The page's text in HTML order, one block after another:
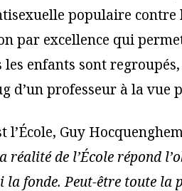
populaire contre
par excellence qui
les enfants sont
d’un professeur à la vue
l’École, Guy
réalité de l’École répond
fonde. Peut-être toute la